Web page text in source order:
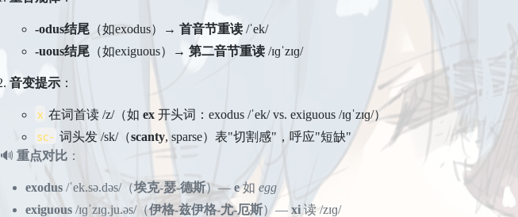
-odus结尾 （如exodus）→ 首音节重读 /ˈek/
-uous结尾 （如exiguous）→ 第二音节重读 /ɪɡˈzɪɡ/
音变提示 ：
x 在词首读 /z/（如 ex 开头词：exodus /ˈek/ vs. exiguous /ɪɡˈzɪɡ/）
sc- 词头发 /sk/（scanty, sparse）表"切割感"，呼应"短缺"
🔊 重点对比 ：
exodus /ˈek.sə.dəs/（埃克-瑟-德斯）— e如 egg
exiguous /ɪɡˈzɪɡ.ju.əs/（伊格-兹伊格-尤-厄斯）— xi 读 /zɪɡ/